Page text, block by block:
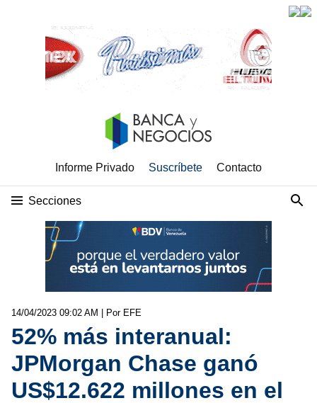
Informe Privado Suscríbete Contacto
Secciones
14/04/2023 09:02 AM | Por EFE
52% más interanual:
JPMorgan Chase ganó
US$12.622 millones en el